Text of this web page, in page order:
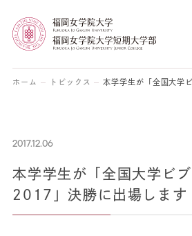
ホーム トピックス 本学学生が「全国大学
2017.12.06
本学学生が「全国大学ビ
2017」決勝に出場します